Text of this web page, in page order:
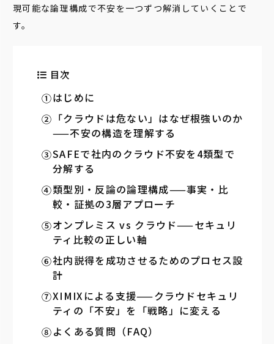
現可能な論理構成で不安を一つずつ解消していくことで
す。
目次
はじめに
「クラウドは危ない」はなぜ根強いのか
——不安の構造を理解する
SAFEで社内のクラウド不安を4類型で
分解する
類型別・反論の論理構成——事実・比
較・証拠の3層アプローチ
オンプレミス vs クラウド——セキュリ
ティ比較の正しい軸
社内説得を成功させるためのプロセス設
計
XIMIXによる支援——クラウドセキュリ
ティの「不安」を「戦略」に変える
よくある質問（FAQ）